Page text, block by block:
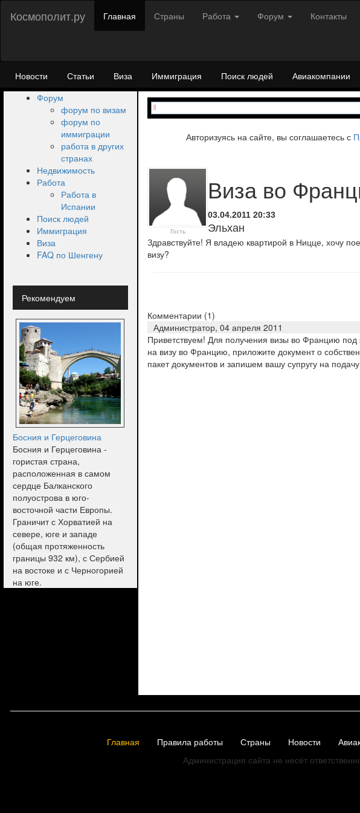
Космополит.ру Главная Страны Работа Форум Контакты
Новости Статьи Виза Иммиграция Поиск людей Авиакомпании
Форум
форум по визам
форум по
иммиграции
работа в других
странах
Недвижимость
Работа
Работа в
Испании
Поиск людей
Иммиграция
Виза
FAQ по Шенгену
Рекомендуем
Босния и Герцеговина
Босния и Герцеговина -
гористая страна,
расположенная в самом
сердце Балканского
полуострова в юго-
восточной части Европы.
Граничит с Хорватией на
севере, юге и западе
(общая протяженность
границы 932 км), с Сербией
на востоке и с Черногорией
на юге.
Авторизуясь на сайте, вы соглашаетесь с
Гость
Виза во
03.04.2011 20:33
Эльхан
Здравствуйте! Я владею квартирой в Ницце, хочу
визу?
Комментарии (1)
Администратор, 04 апреля 2011
Приветствуем! Для получения визы во Францию под
на визу во Францию, приложите документ о
пакет документов и запишем вашу супругу на
Главная Правила работы Страны Новости
Администрация сайта не несёт